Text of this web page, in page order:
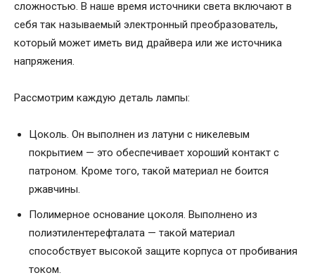
сложностью. В наше время источники света включают в
себя так называемый электронный преобразователь,
который может иметь вид драйвера или же источника
напряжения.
Рассмотрим каждую деталь лампы:
Цоколь. Он выполнен из латуни с никелевым
покрытием — это обеспечивает хороший контакт с
патроном. Кроме того, такой материал не боится
ржавчины.
Полимерное основание цоколя. Выполнено из
полиэтилентерефталата — такой материал
способствует высокой защите корпуса от пробивания
током.